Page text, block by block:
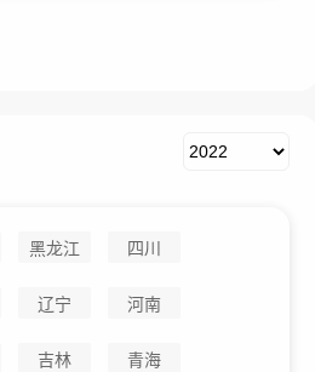
黑龙江 四川
辽宁 河南
吉林 青海